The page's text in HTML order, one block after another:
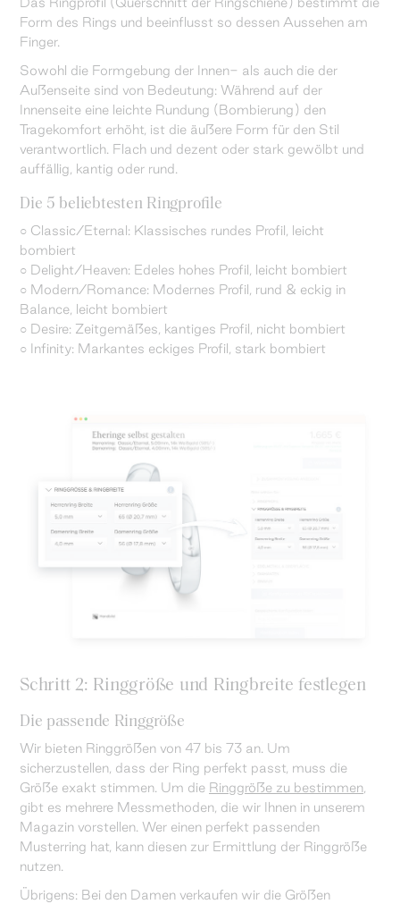
Form des Rings und beeinflusst so dessen Aussehen am
Finger.
Sowohl die Formgebung der Innen- als auch die der
Außenseite sind von Bedeutung: Während auf der
Innenseite eine leichte Rundung (Bombierung) den
Tragekomfort erhöht, ist die äußere Form für den Stil
verantwortlich. Flach und dezent oder stark gewölbt und
auffällig, kantig oder rund.
Die 5 beliebtesten Ringprofile
○ Classic/Eternal: Klassisches rundes Profil, leicht
bombiert
○ Delight/Heaven: Edeles hohes Profil, leicht bombiert
○ Modern/Romance: Modernes Profil, rund & eckig in
Balance, leicht bombiert
○ Desire: Zeitgemäßes, kantiges Profil, nicht bombiert
○ Infinity: Markantes eckiges Profil, stark bombiert
Schritt 2: Ringgröße und Ringbreite festlegen
Die passende Ringgröße
Wir bieten Ringgrößen von 47 bis 73 an. Um
sicherzustellen, dass der Ring perfekt passt, muss die
Größe exakt stimmen. Um die Ringgröße zu bestimmen
gibt es mehrere Messmethoden, die wir Ihnen in unserem
Magazin vorstellen. Wer einen perfekt passenden
Musterring hat, kann diesen zur Ermittlung der Ringgröße
nutzen.
Übrigens: Bei den Damen verkaufen wir die Größen